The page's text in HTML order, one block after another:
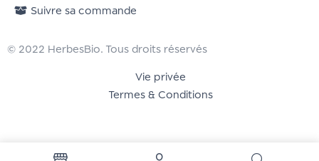
Suivre sa commande
© 2022 HerbesBio. Tous droits réservés
Vie privée
Termes & Conditions